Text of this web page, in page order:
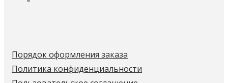
Порядок оформления заказа
Политика конфиденциальности